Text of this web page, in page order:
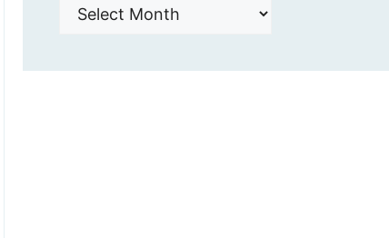
Histórico